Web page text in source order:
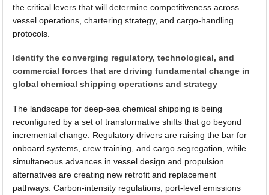
the critical levers that will determine competitiveness across
vessel operations, chartering strategy, and cargo-handling
protocols.
Identify the converging regulatory, technological, and
commercial forces that are driving fundamental change in
global chemical shipping operations and strategy
The landscape for deep-sea chemical shipping is being
reconfigured by a set of transformative shifts that go beyond
incremental change. Regulatory drivers are raising the bar for
onboard systems, crew training, and cargo segregation, while
simultaneous advances in vessel design and propulsion
alternatives are creating new retrofit and replacement
pathways. Carbon-intensity regulations, port-level emissions